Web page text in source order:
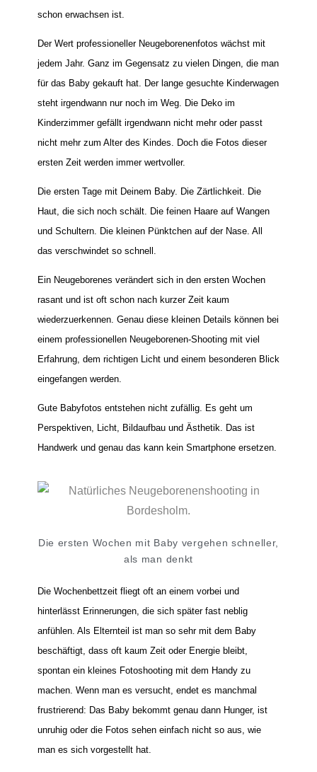
schon erwachsen ist.
Der Wert professioneller Neugeborenenfotos wächst mit
jedem Jahr. Ganz im Gegensatz zu vielen Dingen, die man
für das Baby gekauft hat. Der lange gesuchte Kinderwagen
steht irgendwann nur noch im Weg. Die Deko im
Kinderzimmer gefällt irgendwann nicht mehr oder passt
nicht mehr zum Alter des Kindes. Doch die Fotos dieser
ersten Zeit werden immer wertvoller.
Die ersten Tage mit Deinem Baby. Die Zärtlichkeit. Die
Haut, die sich noch schält. Die feinen Haare auf Wangen
und Schultern. Die kleinen Pünktchen auf der Nase. All
das verschwindet so schnell.
Ein Neugeborenes verändert sich in den ersten Wochen
rasant und ist oft schon nach kurzer Zeit kaum
wiederzuerkennen. Genau diese kleinen Details können bei
einem professionellen Neugeborenen-Shooting mit viel
Erfahrung, dem richtigen Licht und einem besonderen Blick
eingefangen werden.
Gute Babyfotos entstehen nicht zufällig. Es geht um
Perspektiven, Licht, Bildaufbau und Ästhetik. Das ist
Handwerk und genau das kann kein Smartphone ersetzen.
Die ersten Wochen mit Baby vergehen schneller,
als man denkt
Die Wochenbettzeit fliegt oft an einem vorbei und
hinterlässt Erinnerungen, die sich später fast neblig
anfühlen. Als Elternteil ist man so sehr mit dem Baby
beschäftigt, dass oft kaum Zeit oder Energie bleibt,
spontan ein kleines Fotoshooting mit dem Handy zu
machen. Wenn man es versucht, endet es manchmal
frustrierend: Das Baby bekommt genau dann Hunger, ist
unruhig oder die Fotos sehen einfach nicht so aus, wie
man es sich vorgestellt hat.